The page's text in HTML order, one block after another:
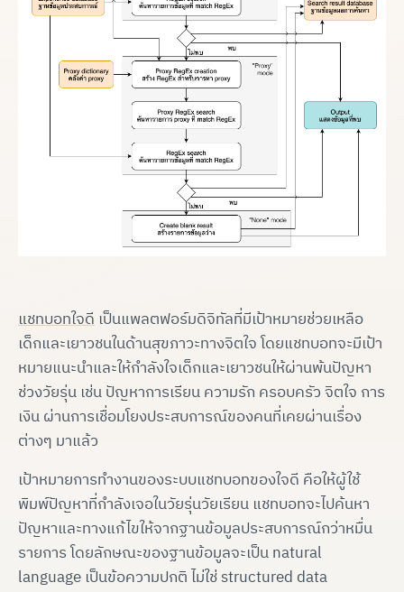
แชทบอทใจดี เป็นแพลตฟอร์มดิจิทัลที่มีเป้าหมายช่วยเหลือ
เด็กและเยาวชนในด้านสุขภาวะทางจิตใจ โดยแชทบอทจะมีเป้า
หมายแนะนำและให้กำลังใจเด็กและเยาวชนให้ผ่านพ้นปัญหา
ช่วงวัยรุ่น เช่น ปัญหาการเรียน ความรัก ครอบครัว จิตใจ การ
เงิน ผ่านการเชื่อมโยงประสบการณ์ของคนที่เคยผ่านเรื่อง
ต่างๆ มาแล้ว
เป้าหมายการทำงานของระบบแชทบอทของใจดี คือให้ผู้ใช้
พิมพ์ปัญหาที่กำลังเจอในวัยรุ่นวัยเรียน แชทบอทจะไปค้นหา
ปัญหาและทางแก้ไขให้จากฐานข้อมูลประสบการณ์กว่าหมื่น
รายการ โดยลักษณะของฐานข้อมูลจะเป็น natural
language เป็นข้อความปกติ ไม่ใช่ structured data